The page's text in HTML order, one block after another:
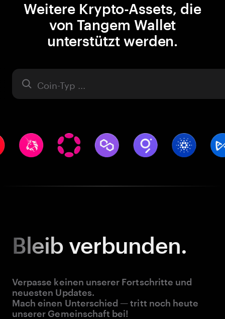
Weitere Krypto-Assets, die
von Tangem Wallet
unterstützt werden.
Asset
Bleib verbunden.
Verpasse keinen unserer Fortschritte und
neuesten Updates.
Mach einen Unterschied — tritt noch heute
unserer Gemeinschaft bei!